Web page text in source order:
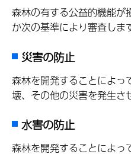
森林の有する公益的機能が
か次の基準により審査しま
災害の防止
森林を開発することによっ
壊、その他の災害を発生さ
水害の防止
森林を開発することによっ